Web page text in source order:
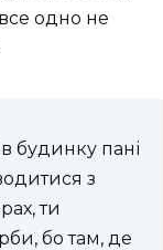
одно не
будинку пані
з
ти
бо там, де